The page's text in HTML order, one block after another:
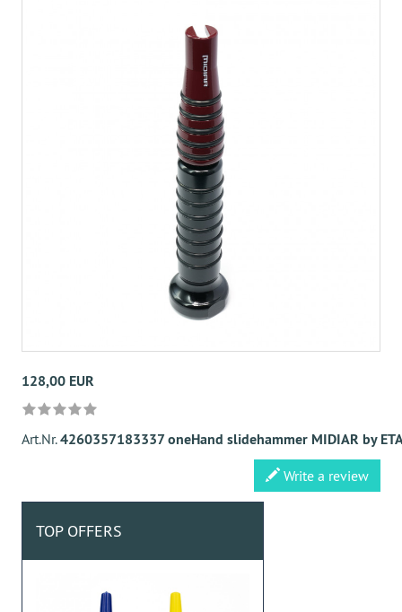
128,00 EUR
Art.Nr.4260357183337 oneHand slidehammer MIDIAR by
Write a review
TOP OFFERS